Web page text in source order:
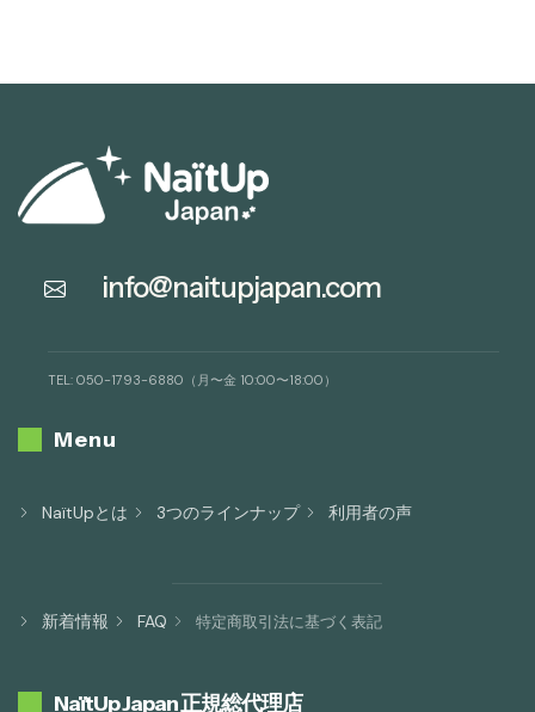
info@naitupjapan.com
TEL: 050-1793-6880（月〜金 10:00〜18:00）
Menu
NaïtUpとは 3つのラインナップ 利用者の声
新着情報 FAQ 特定商取引法に基づく表記
NaïtUp Japan 正規総代理店